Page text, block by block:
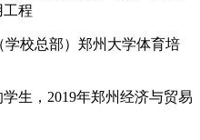
工程
学校总部）郑州大学体育培
生，2019年郑州经济与贸易